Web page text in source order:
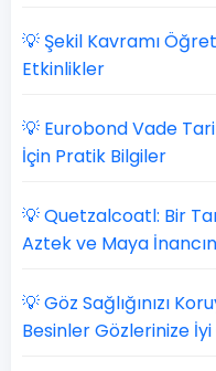
💡 Şekil Kavramı
Etkinlikler
💡 Eurobond Vade
İçin Pratik Bilgiler
💡 Quetzalcoatl: Bir
Aztek ve Maya
💡 Göz Sağlığınızı
Besinler Gözlerinize